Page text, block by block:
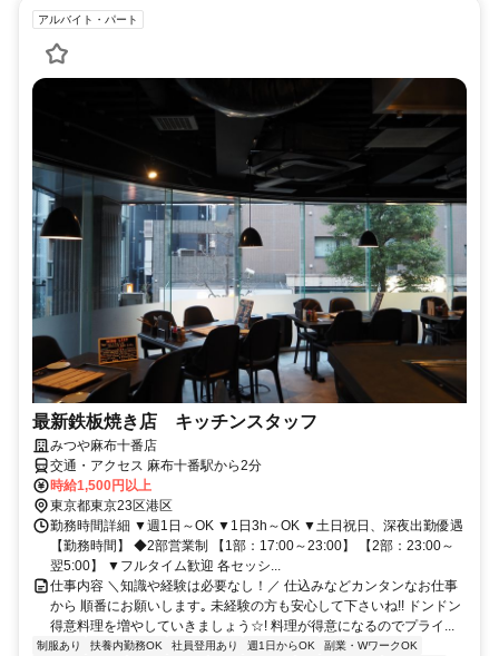
アルバイト・パート
最新鉄板焼き店 キッチンスタッフ
みつや麻布十番店
交通・アクセス 麻布十番駅から2分
時給1,500円以上
東京都東京23区港区
勤務時間詳細 ▼週1日～OK ▼1日3h～OK ▼土日祝日、深夜出勤優遇
【勤務時間】 ◆2部営業制 【1部：17:00～23:00】 【2部：23:00～
翌5:00】 ▼フルタイム歓迎 各セッシ...
仕事内容 ＼知識や経験は必要なし！／ 仕込みなどカンタンなお仕事
から 順番にお願いします｡ 未経験の方も安心して下さいね!! ドンドン
得意料理を増やしていきましょう☆! 料理が得意になるのでプライ...
制服あり 扶養内勤務OK 社員登用あり 週1日からOK
副業・WワークOK